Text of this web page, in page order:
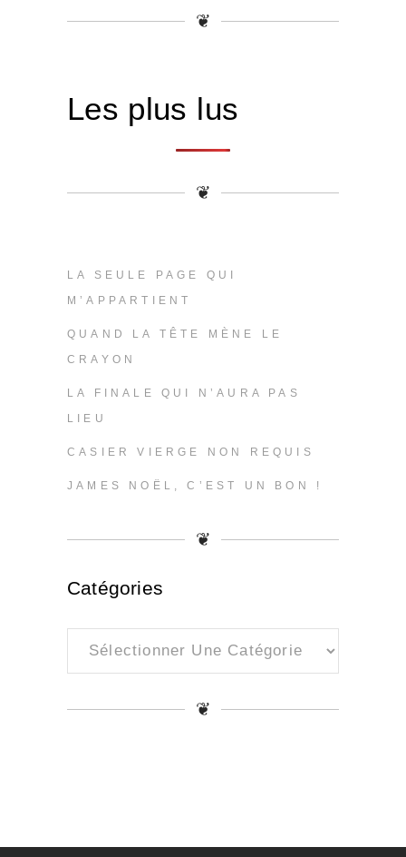
❦
Les plus lus
❦
LA SEULE PAGE QUI
M’APPARTIENT
QUAND LA TÊTE MÈNE LE
CRAYON
LA FINALE QUI N’AURA PAS
LIEU
CASIER VIERGE NON REQUIS
JAMES NOËL, C’EST UN BON !
❦
Catégories
Catégories
❦